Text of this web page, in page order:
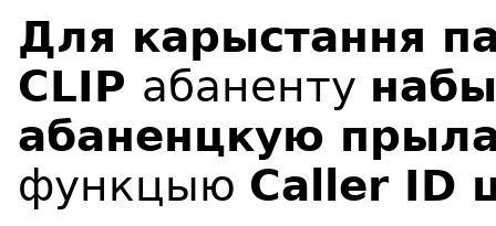
Для карыстання
CLIP абаненту
абаненцкую
функцыю Caller ID